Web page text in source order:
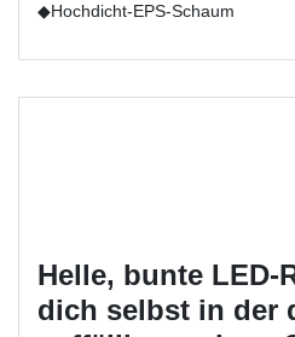
◆Hochdicht-EPS-Schaum
Helle, bunte LED-
dich selbst in der